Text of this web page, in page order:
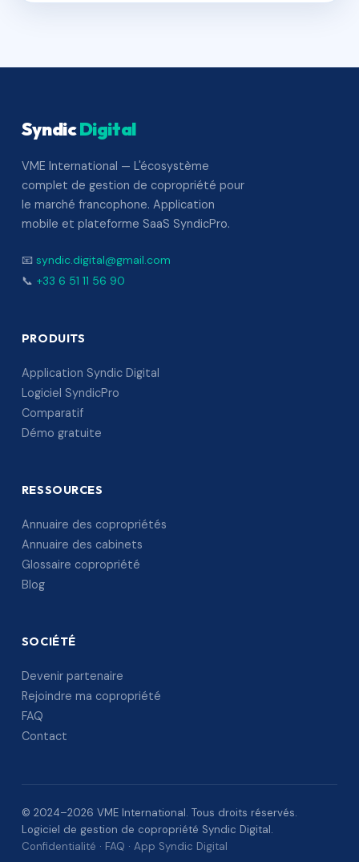
SyndicDigital
VME International — L'écosystème
complet de gestion de copropriété pour
le marché francophone. Application
mobile et plateforme SaaS SyndicPro.
📧 syndic.digital@gmail.com
📞 +33 6 51 11 56 90
PRODUITS
Application Syndic Digital
Logiciel SyndicPro
Comparatif
Démo gratuite
RESSOURCES
Annuaire des copropriétés
Annuaire des cabinets
Glossaire copropriété
Blog
SOCIÉTÉ
Devenir partenaire
Rejoindre ma copropriété
FAQ
Contact
© 2024–2026 VME International. Tous droits réservés.
Logiciel de gestion de copropriété Syndic Digital.
Confidentialité · FAQ · App Syndic Digital